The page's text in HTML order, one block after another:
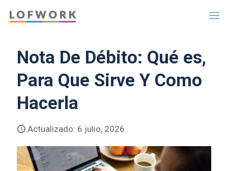
Nota De Débito: Qué es,
Para Que Sirve Y Como
Hacerla
Actualizado: 6 julio, 2026